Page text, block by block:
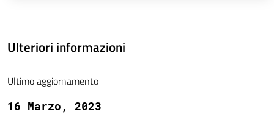
Ulteriori informazioni
Ultimo aggiornamento
16 Marzo, 2023